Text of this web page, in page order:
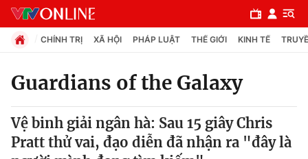
Chuyên mục
Chính trị
CHÍNH TRỊ XÃ HỘI PHÁP LUẬT THẾ GIỚI KINH TẾ
Guardians of the Galaxy
Vệ binh giải ngân hà: Sau 15 giây Chris
Pratt thử vai, đạo diễn đã nhận ra "đây là